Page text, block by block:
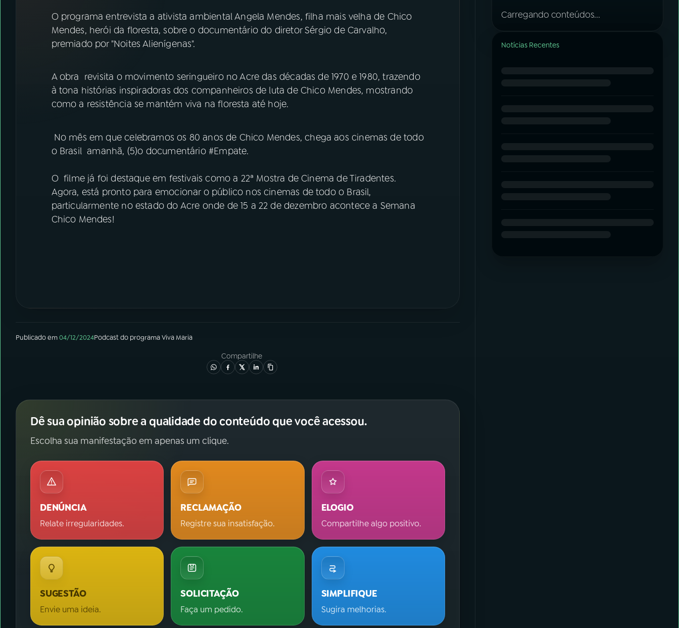
FESTIVAL DE MÚSICA
YouTube Facebook
O programa entrevista a ativista ambiental Angela Mendes, filha mais velha de Chico
Mendes, herói da floresta, sobre o documentário do diretor Sérgio de Carvalho,
premiado por "Noites Alienígenas".
A obra revisita o movimento seringueiro no Acre das décadas de 1970 e 1980, trazendo
à tona histórias inspiradoras dos companheiros de luta de Chico Mendes, mostrando
como a resistência se mantém viva na floresta até hoje.
No mês em que celebramos os 80 anos de Chico Mendes, chega aos cinemas de todo
o Brasil amanhã, (5)o documentário #Empate.
O filme já foi destaque em festivais como a 22ª Mostra de Cinema de Tiradentes.
Agora, está pronto para emocionar o público nos cinemas de todo o Brasil,
particularmente no estado do Acre onde de 15 a 22 de dezembro acontece a Semana
Chico Mendes!
Publicado em04/12/2024Podcastdo programaViva Maria
Compartilhe
Dê sua opinião sobre a qualidade do conteúdo que você acessou.
Escolha sua manifestação em apenas um clique.
DENÚNCIA
Relate irregularidades.
RECLAMAÇÃO
Registre sua insatisfação.
ELOGIO
Compartilhe algo positivo.
SUGESTÃO
Envie uma ideia.
SOLICITAÇÃO
Faça um pedido.
SIMPLIFIQUE
Sugira melhorias.
Carregando conteúdos...
Notícias Recentes